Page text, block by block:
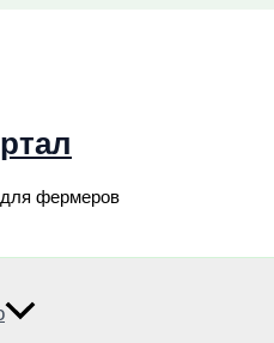
фермеров